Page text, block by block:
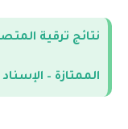
الممتازة – الإسناد